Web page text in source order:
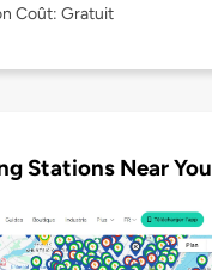
Coût: Gratuit
Stations Near You